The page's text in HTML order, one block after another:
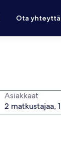
Ota yhteyttä
Asiakkaat